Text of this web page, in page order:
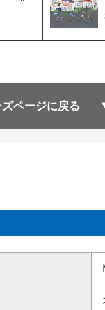
ページに戻る